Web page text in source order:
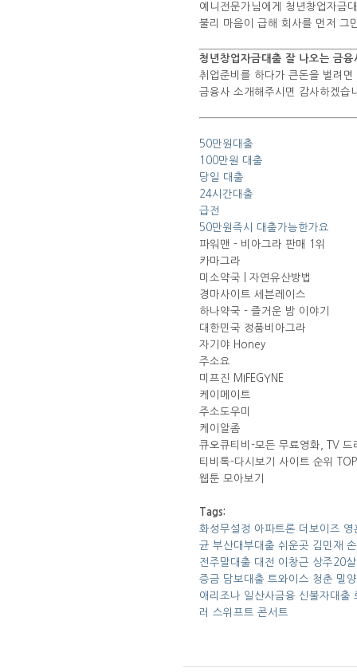
예니전문가님에게 청년창업자금
불리 마음이 급해 회사를 먼저 그
청년창업자금대출 잘 나오는 금
취업준비를 하다가 큰돈을 벌려
금융사 소개해주시면 감사하겠습
50만원대출
100만원 대출
당일 대출
24시간대출
급전
50만원즉시 대출가능한가요
파워맨 - 비아그라 판매 1위
카마그라
미소약국 | 자연유산방법
경마사이트 세븐레이스
하나약국 - 즐거운 밤 이야기
대한민국 정품비아그라
자기야 Honey
주소요
미프진 MIFEGYNE
케이메이트
주소도우미
케이알좀
큐오큐티비-모든 무료영화, TV
티비톡-다시보기 사이트 순위
웹툰 모아보기
Tags:
화성무설정 아파트론 더보이즈 영
균 부산대부대출 쉬운곳 김민재
전주말대출 대전 이창근 상주20
증금 담보대출 트와이스 청춘 밀
애리조나 일산사금융 신불자대출
러 스위프트 콘서트